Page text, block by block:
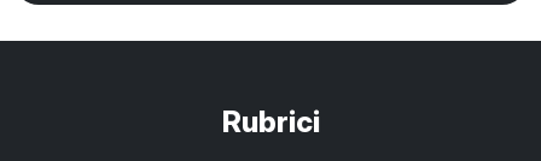
Rubrici